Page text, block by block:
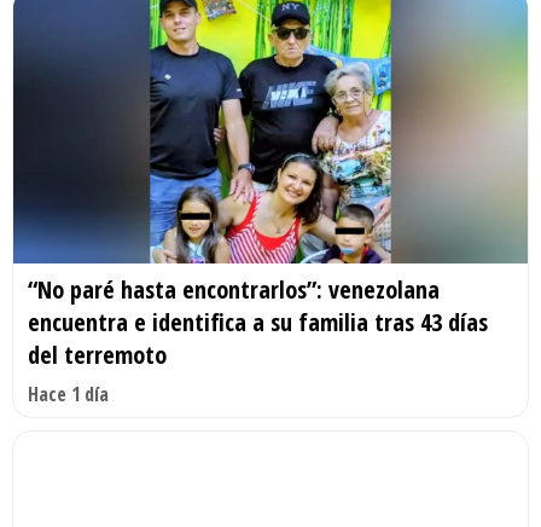
“No paré hasta encontrarlos”: venezolana
encuentra e identifica a su familia tras 43 días
del terremoto
Hace 1 día